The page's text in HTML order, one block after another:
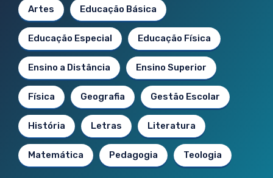
Artes Educação Básica
Educação Especial Educação Física
Ensino a Distância Ensino Superior
Física Geografia Gestão Escolar
História Letras Literatura
Matemática Pedagogia Teologia